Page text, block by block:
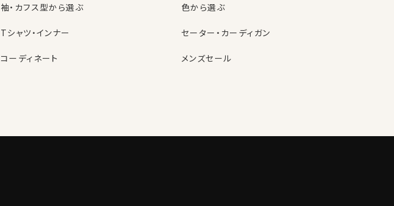
袖・カフス型から選ぶ 色から選ぶ
Tシャツ・インナー セーター・カーディガン
コーディネート
メンズセール